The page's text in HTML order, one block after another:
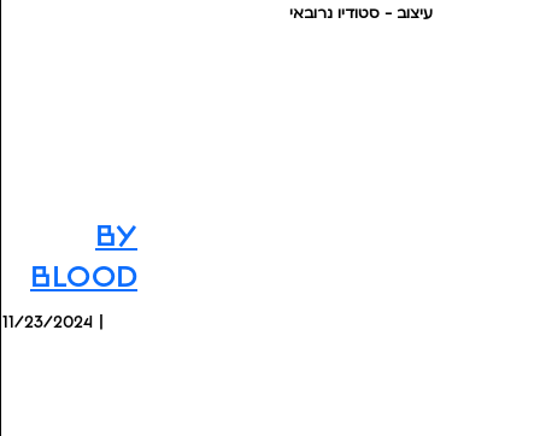
By
Blood
11/23/2024 |
עיצוב - סטודיו נרובאי